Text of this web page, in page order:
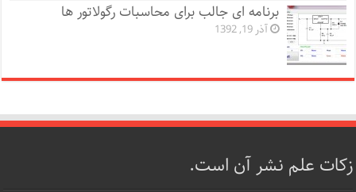
برنامه ای جالب برای محاسبات رگولاتور ها
آذر 19, 1392
زکات علم نشر آن است.